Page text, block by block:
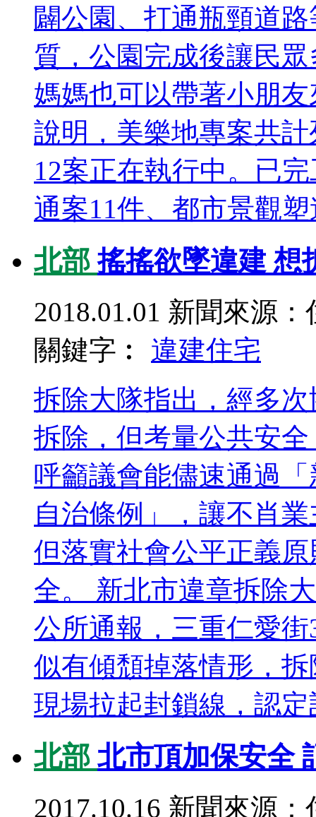
闢公園、打通瓶頸道
質，公園完成後讓民
媽媽也可以帶著小朋
說明，美樂地專案共
12案正在執行中。已
通案11件、都市景觀
北部搖搖欲墜違建 想
2018.01.01 新聞來源：
關鍵字︰ 違建住宅
拆除大隊指出，經多
拆除，但考量公共安
呼籲議會能儘速通過
自治條例」，讓不肖
但落實社會公平正義
全。 新北市違章拆除
公所通報，三重仁愛
似有傾頹掉落情形，
現場拉起封鎖線，認
北部 北市頂加保安全
2017.10.16 新聞來源：